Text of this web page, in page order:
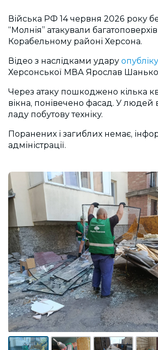
Війська РФ 14 червня 2026 року
“Молнія” атакували
Корабельному районі Херсона.
Відео з наслідками удару
Херсонської МВА Ярослав
Через атаку пошкоджено кілька
вікна, понівечено фасад. У людей
ладу побутову техніку.
Поранених і загиблих немає,
адміністрації.